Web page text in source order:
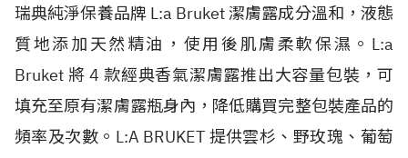
瑞典純淨保養品牌 L:a Bruket 潔膚露成分溫和，液態
質地添加天然精油，使用後肌膚柔軟保濕。L:a
Bruket 將 4 款經典香氣潔膚露推出大容量包裝，可
填充至原有潔膚露瓶身內，降低購買完整包裝產品的
頻率及次數。L:A BRUKET 提供雲杉、野玫瑰、葡萄